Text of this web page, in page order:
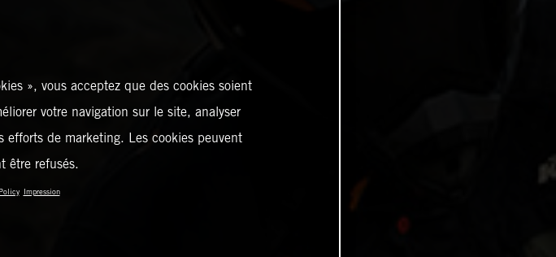
», vous acceptez que des cookies soient
votre navigation sur le site, analyser
de marketing. Les cookies peuvent
être refusés.
Impression